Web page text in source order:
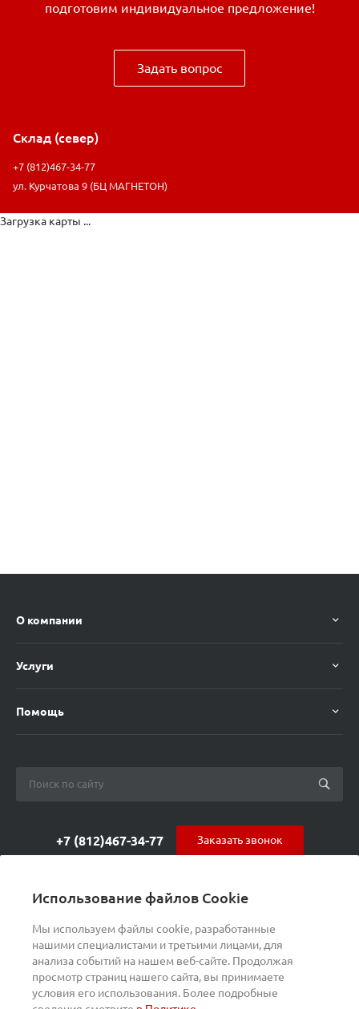
Использование файлов Cookie
Мы используем файлы cookie, разработанные
нашими специалистами и третьими лицами, для
анализа событий на нашем веб-сайте. Продолжая
просмотр страниц нашего сайта, вы принимаете
условия его использования. Более подробные
подготовим индивидуальное предложение!
Задать вопрос
Склад (север)
+7 (812)467-34-77
ул. Курчатова 9 (БЦ МАГНЕТОН)
Загрузка карты ...
О компании
Услуги
Помощь
+7 (812)467-34-77
ул. Курчатова 9 (БЦ МАГНЕТОН)
Заказать звонок